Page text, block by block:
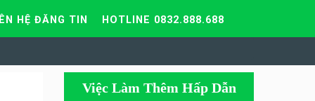
HỆ ĐĂNG TIN HOTLINE 0832.888.688
Việc Làm Thêm Hấp Dẫn